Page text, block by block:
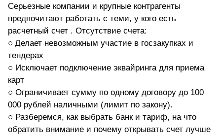
Серьезные компании и крупные контрагенты
предпочитают работать с теми, у кого есть
расчетный счет . Отсутствие счета:
○ Делает невозможным участие в госзакупках и
тендерах
○ Исключает подключение эквайринга для приема
карт
○ Ограничивает сумму по одному договору до 100
000 рублей наличными (лимит по закону).
○ Разберемся, как выбрать банк и тариф, на что
обратить внимание и почему открывать счет лучше